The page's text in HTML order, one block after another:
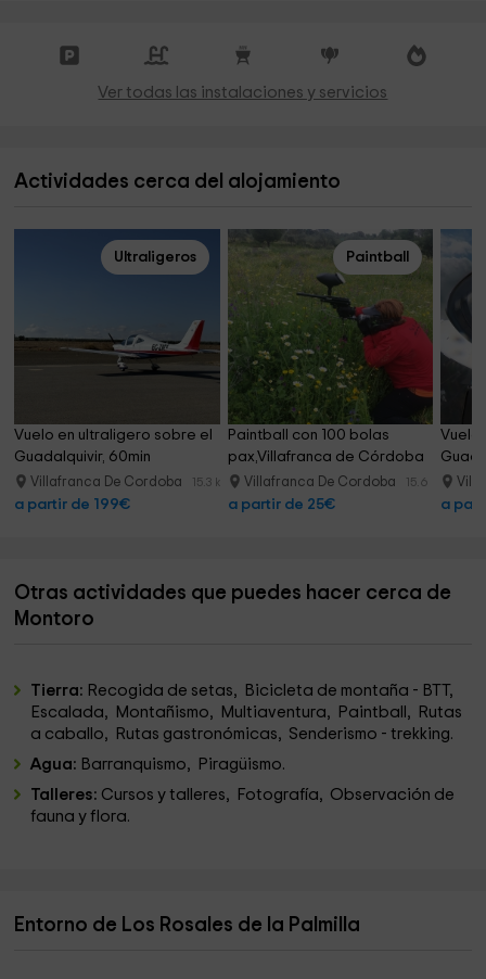
Ver todas las instalaciones y servicios
Actividades cerca del alojamiento
Ultraligeros
Vuelo en ultraligero sobre el
Guadalquivir, 60min
Villafranca De Cordoba 15.3 km
a partir de 199€
Paintball
Paintball con 100 bolas
pax,Villafranca de Córdoba
Villafranca De Cordoba 15.6 km
a partir de 25€
Vuelo
a
Otras actividades que puedes hacer cerca de
Montoro
Tierra: Recogida de setas, Bicicleta de montaña - BTT,
Escalada, Montañismo, Multiaventura, Paintball, Rutas
a caballo, Rutas gastronómicas, Senderismo - trekking.
Agua: Barranquismo, Piragüismo.
Talleres: Cursos y talleres, Fotografía, Observación de
fauna y flora.
Entorno de Los Rosales de la Palmilla